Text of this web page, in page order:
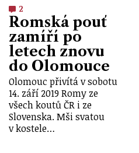
2
Romská pouť
zamíří po
letech znovu
do Olomouce
Olomouc přivítá v sobotu
14. září 2019 Romy ze
všech koutů ČR i ze
Slovenska. Mši svatou
v kostele…